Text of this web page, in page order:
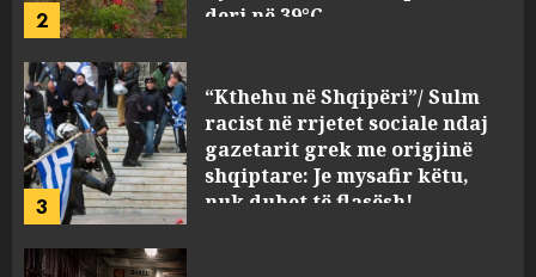
2
deri në 39°C
3
“Kthehu në Shqipëri”/ Sulm
racist në rrjetet sociale ndaj
gazetarit grek me origjinë
shqiptare: Je mysafir këtu,
nuk duhet të flasësh!